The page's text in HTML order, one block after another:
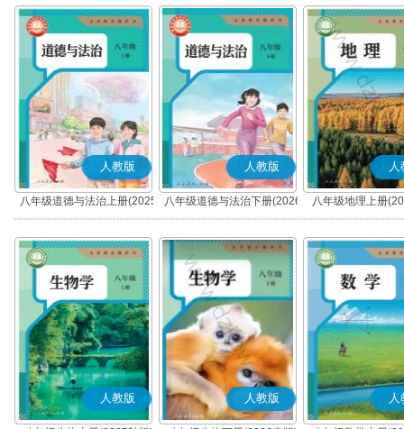
人教版
八年级道德与法治上册(2025
秋版)(部编版)
人教版
八年级道德与法治下册(2026
春版)(部编版)
人
八年级地理上册
人教版 人教版 人